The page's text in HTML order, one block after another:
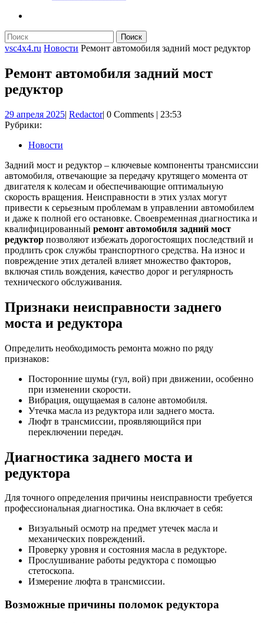
КНОПКА
Найти:
vsc4x4.ru Новости Ремонт автомобиля задний мост редуктор
Ремонт автомобиля задний мост
редуктор
29 апреля 202529
| RedactorRedactor
| 0 Comments | 23:53
Рубрики:
Новости
Задний мост и редуктор – ключевые компоненты трансмиссии
автомобиля, отвечающие за передачу крутящего момента от
двигателя к колесам и обеспечивающие оптимальную
скорость вращения. Неисправности в этих узлах могут
привести к серьезным проблемам в управлении автомобилем
и даже к полной его остановке. Своевременная диагностика и
квалифицированный ремонт автомобиля задний мост
редуктор позволяют избежать дорогостоящих последствий и
продлить срок службы транспортного средства. На износ и
повреждение этих деталей влияет множество факторов,
включая стиль вождения, качество дорог и регулярность
технического обслуживания.
Признаки неисправности заднего
моста и редуктора
Определить необходимость ремонта можно по ряду
признаков:
Посторонние шумы (гул, вой) при движении, особенно
при изменении скорости.
Вибрация, ощущаемая в салоне автомобиля.
Утечка масла из редуктора или заднего моста.
Люфт в трансмиссии, проявляющийся при
переключении передач.
Диагностика заднего моста и
редуктора
Для точного определения причины неисправности требуется
профессиональная диагностика. Она включает в себя:
Визуальный осмотр на предмет утечек масла и
механических повреждений.
Проверку уровня и состояния масла в редукторе.
Прослушивание работы редуктора с помощью
стетоскопа.
Измерение люфта в трансмиссии.
Возможные причины поломок редуктора